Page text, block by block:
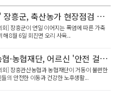
'살인 폭염' 장흥군, 축산농가 현장점검 총력
] 장흥군이 연일 이어지는 폭염에 따른 가축
해 8월 6일 회진면 오리 사육...
장흥관산농협·농협재단, 어르신 '안전 걸음' 보행보조기 70대 기탁
] 장흥관산농협과 농협재단이 거동이 불편한
의 안전한 이동과 건강한 노후생활...